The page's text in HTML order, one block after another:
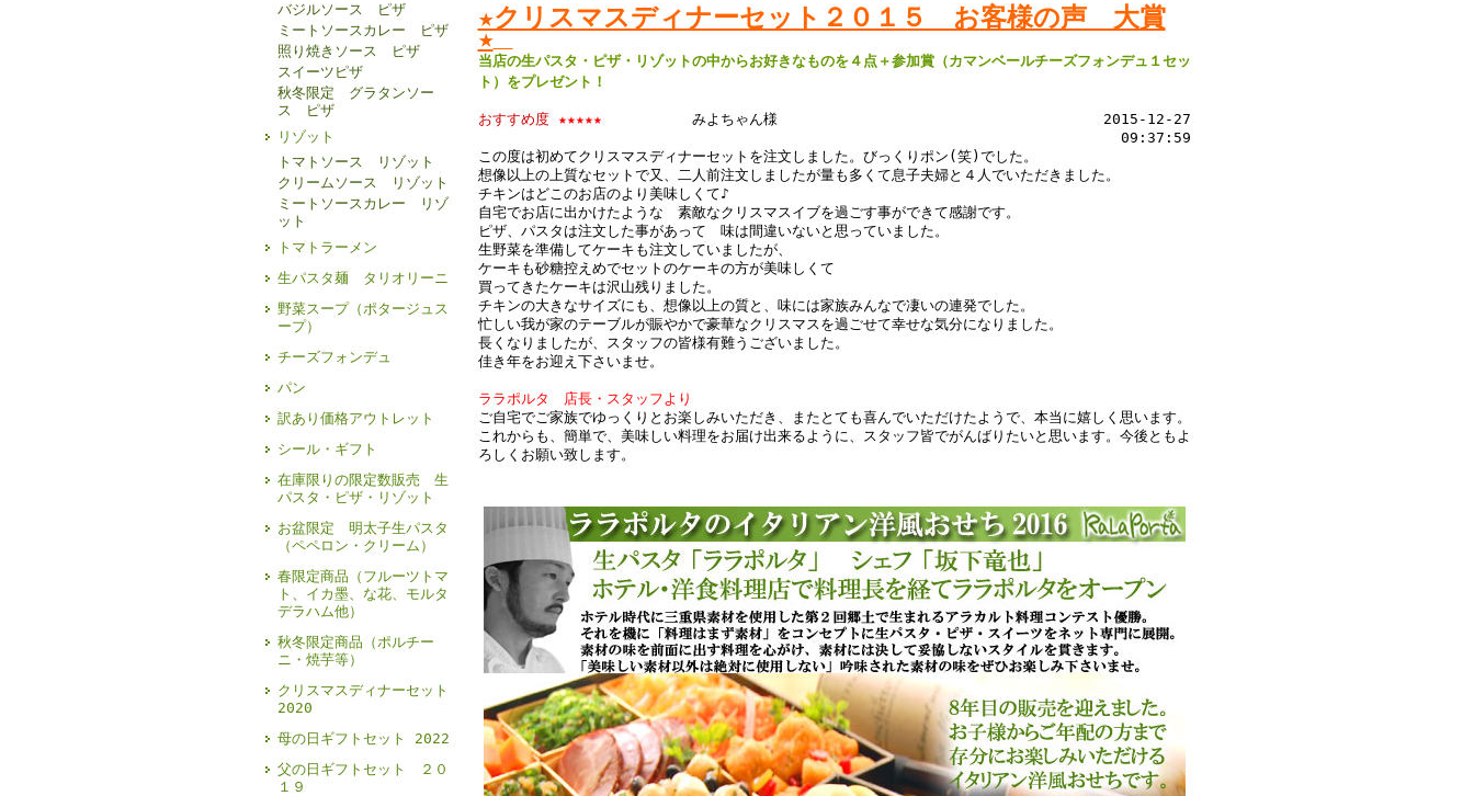
バジルソース ピザ
ミートソースカレー ピザ
照り焼きソース ピザ
スイーツピザ
秋冬限定 グラタンソー
ス ピザ
リゾット
トマトソース リゾット
クリームソース リゾット
ミートソースカレー リゾ
ット
トマトラーメン
生パスタ麺 タリオリーニ
野菜スープ（ポタージュス
ープ）
チーズフォンデュ
パン
訳あり価格アウトレット
シール・ギフト
在庫限りの限定数販売 生
パスタ・ピザ・リゾット
お盆限定 明太子生パスタ
（ペペロン・クリーム）
春限定商品（フルーツトマ
ト、イカ墨、な花、モルタ
デラハム他）
秋冬限定商品（ポルチー
ニ・焼芋等）
クリスマスディナーセット
2020
母の日ギフトセット 2022
父の日ギフトセット ２０
１９
★クリスマスディナーセット２０１５ お客様の声 大賞
★
当店の生パスタ・ピザ・リゾットの中からお好きなものを４点＋参加賞（カマンベールチーズフォンデュ１セッ
ト）をプレゼント ！
おすすめ度 ★★★★★ みよちゃん様
2015-12-27
09:37:59
この度は初めてクリスマスディナーセットを注文しました。びっくりポン(笑)でした。
想像以上の上質なセットで又、二人前注文しましたが量も多くて息子夫婦と４人でいただきました。
チキンはどこのお店のより美味しくて♪
自宅でお店に出かけたような 素敵なクリスマスイブを過ごす事ができて感謝です。
ピザ、パスタは注文した事があって 味は間違いないと思っていました。
生野菜を準備してケーキも注文していましたが、
ケーキも砂糖控えめでセットのケーキの方が美味しくて
買ってきたケーキは沢山残りました。
チキンの大きなサイズにも、想像以上の質と、味には家族みんなで凄いの連発でした。
忙しい我が家のテーブルが賑やかで豪華なクリスマスを過ごせて幸せな気分になりました。
長くなりましたが、スタッフの皆様有難うございました。
佳き年をお迎え下さいませ。
ララポルタ 店長・スタッフより
ご自宅でご家族でゆっくりとお楽しみいただき、またとても喜んでいただけたようで、本当に嬉しく思います。
これからも、簡単で、美味しい料理をお届け出来るように、スタッフ皆でがんばりたいと思います。今後ともよ
ろしくお願い致します。